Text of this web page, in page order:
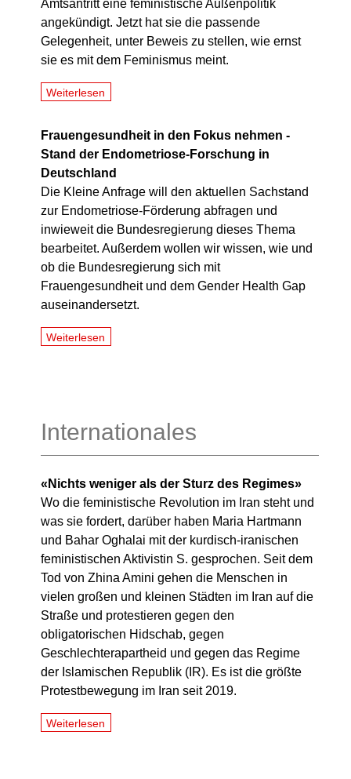
Amtsantritt eine feministische Außenpolitik
angekündigt. Jetzt hat sie die passende
Gelegenheit, unter Beweis zu stellen, wie ernst
sie es mit dem Feminismus meint.
Weiterlesen
Frauengesundheit in den Fokus nehmen -
Stand der Endometriose-Forschung in
Deutschland
Die Kleine Anfrage will den aktuellen Sachstand
zur Endometriose-Förderung abfragen und
inwieweit die Bundesregierung dieses Thema
bearbeitet. Außerdem wollen wir wissen, wie und
ob die Bundesregierung sich mit
Frauengesundheit und dem Gender Health Gap
auseinandersetzt.
Weiterlesen
Internationales
«Nichts weniger als der Sturz des Regimes»
Wo die feministische Revolution im Iran steht und
was sie fordert, darüber haben Maria Hartmann
und Bahar Oghalai mit der kurdisch-iranischen
feministischen Aktivistin S. gesprochen. Seit dem
Tod von Zhina Amini gehen die Menschen in
vielen großen und kleinen Städten im Iran auf die
Straße und protestieren gegen den
obligatorischen Hidschab, gegen
Geschlechterapartheid und gegen das Regime
der Islamischen Republik (IR). Es ist die größte
Protestbewegung im Iran seit 2019.
Weiterlesen